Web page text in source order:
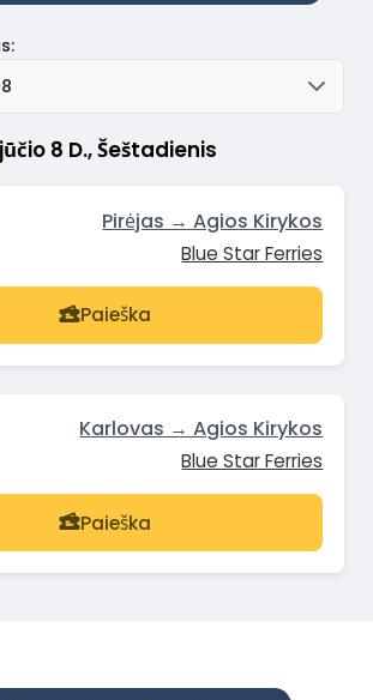
8 D., Šeštadienis
:
Pirėjas → Agios Kirykos
Blue Star Ferries
Paieška
Karlovas → Agios Kirykos
Blue Star Ferries
Paieška